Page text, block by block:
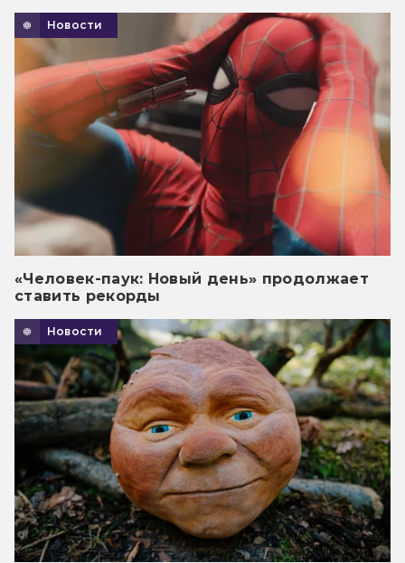
Новости
«Человек-паук: Новый день» продолжает
ставить рекорды
Новости